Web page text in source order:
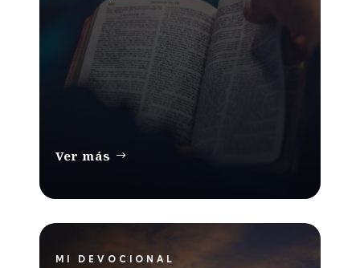
Ver más
MI DEVOCIONAL